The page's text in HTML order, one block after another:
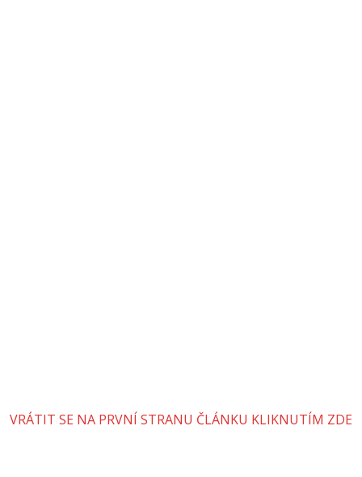
VRÁTIT SE NA PRVNÍ STRANU ČLÁNKU KLIKNUTÍM ZDE